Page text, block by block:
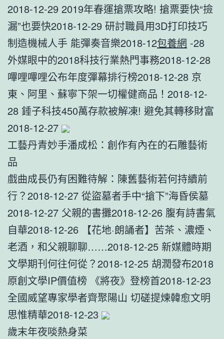
2018-12-29 2019年春運搶票攻略! 搶票要快“撿
漏”也要快2018-12-29 研討職員用3D打印技巧
制造機械人手 能彈奏音樂2018-12包養網 -28
外媒眼中的2018科技行業熱門事務2018-12-28
嗶哩嗶哩公布年度彈幕排行榜2018-12-28 京
東、阿里、蘇寧下架一切權健商品！2018-12-
28 錘子科技450萬存款被解凍! 避免其轉移財富
2018-12-27
工藝丹青妙手潘成松：創作有內在的石雕藝術
品
戲曲成長仍有困難待解：陳舊藝術若何持續前
行？2018-12-27 從盜墓者手中“搶下”海昏侯墓
2018-12-27 父親的書攤2018-12-26 腹有詩書氣
自華2018-12-26 【花地·朗誦者】苦茶、濃煙、
老酒，和父親聊聊……2018-12-25 新媒體時期
文學期刊何往何從？2018-12-25 胡潤發布2018
原創文學IP價值榜 《將夜》登榜首2018-12-23
全國威望專家學者齊聚陽山 切磋提煉韓愈文明
思惟精華2018-12-23
歲末年夜啖熱身菜